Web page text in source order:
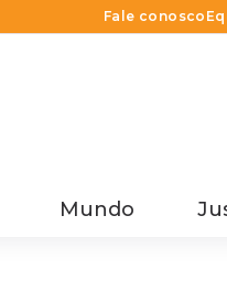
Fale conosco
Mundo